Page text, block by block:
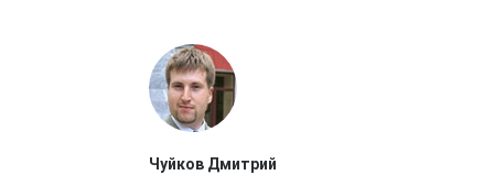
Чуйков Дмитрий